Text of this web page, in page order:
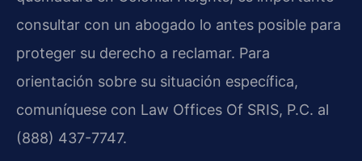
consultar con un abogado lo antes posible para
proteger su derecho a reclamar. Para
orientación sobre su situación específica,
comuníquese con Law Offices Of SRIS, P.C. al
(888) 437-7747.